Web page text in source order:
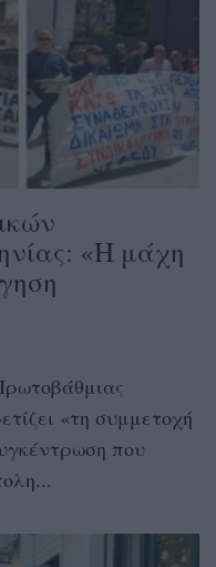
«Η μάχη
«τη συμμετοχή
που